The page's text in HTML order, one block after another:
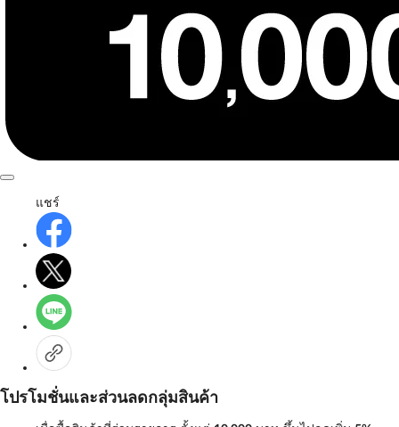
แชร์
โปรโมชั่นและส่วนลดกลุ่มสินค้า